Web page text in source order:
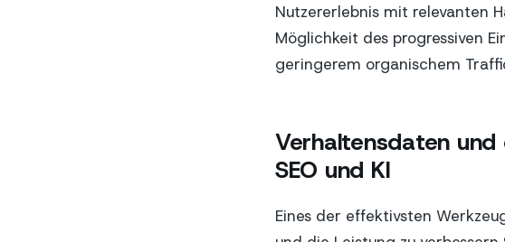
Nutzererlebnis mit relevanten
Möglichkeit des progressiven
geringerem organischem
Verhaltensdaten
SEO und KI
Eines der effektivsten